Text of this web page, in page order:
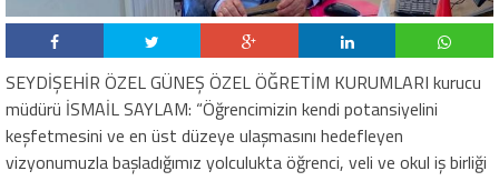
SEYDİŞEHİR ÖZEL GÜNEŞ ÖZEL ÖĞRETİM KURUMLARI kurucu
müdürü İSMAİL SAYLAM: “Öğrencimizin kendi potansiyelini
keşfetmesini ve en üst düzeye ulaşmasını hedefleyen
vizyonumuzla başladığımız yolculukta öğrenci, veli ve okul iş birliği